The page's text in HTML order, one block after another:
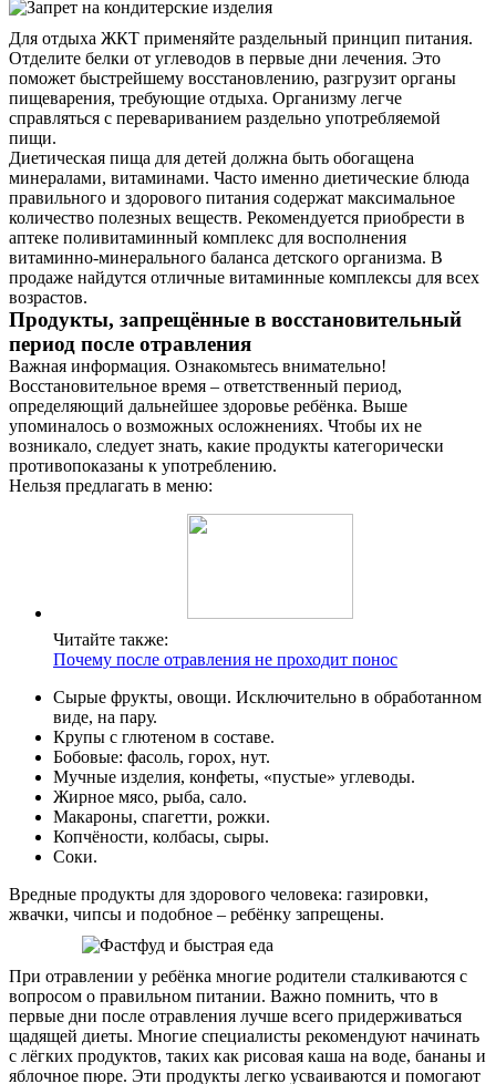
Для отдыха ЖКТ применяйте раздельный принцип питания.
Отделите белки от углеводов в первые дни лечения. Это
поможет быстрейшему восстановлению, разгрузит органы
пищеварения, требующие отдыха. Организму легче
справляться с перевариванием раздельно употребляемой
пищи.
Диетическая пища для детей должна быть обогащена
минералами, витаминами. Часто именно диетические блюда
правильного и здорового питания содержат максимальное
количество полезных веществ. Рекомендуется приобрести в
аптеке поливитаминный комплекс для восполнения
витаминно-минерального баланса детского организма. В
продаже найдутся отличные витаминные комплексы для всех
возрастов.
Продукты, запрещённые в восстановительный
период после отравления
Важная информация. Ознакомьтесь внимательно!
Восстановительное время – ответственный период,
определяющий дальнейшее здоровье ребёнка. Выше
упоминалось о возможных осложнениях. Чтобы их не
возникало, следует знать, какие продукты категорически
противопоказаны к употреблению.
Нельзя предлагать в меню:
Читайте также:
Почему после отравления не проходит понос
Сырые фрукты, овощи. Исключительно в обработанном
виде, на пару.
Крупы с глютеном в составе.
Бобовые: фасоль, горох, нут.
Мучные изделия, конфеты, «пустые» углеводы.
Жирное мясо, рыба, сало.
Макароны, спагетти, рожки.
Копчёности, колбасы, сыры.
Соки.
Вредные продукты для здорового человека: газировки,
жвачки, чипсы и подобное – ребёнку запрещены.
При отравлении у ребёнка многие родители сталкиваются с
вопросом о правильном питании. Важно помнить, что в
первые дни после отравления лучше всего придерживаться
щадящей диеты. Многие специалисты рекомендуют начинать
с лёгких продуктов, таких как рисовая каша на воде, бананы и
яблочное пюре. Эти продукты легко усваиваются и помогают